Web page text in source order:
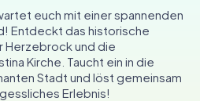
euch mit einer spannenden
Entdeckt das historische
Herzebrock und die
Kirche. Taucht ein in die
Stadt und löst gemeinsam
Erlebnis!